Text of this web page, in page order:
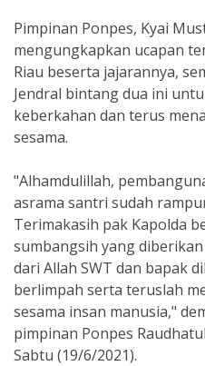
Pimpinan Ponpes, Kyai
mengungkapkan ucapan
Riau beserta jajarannya,
Jendral bintang dua ini
keberkahan dan terus
sesama.
"Alhamdulillah,
asrama santri sudah
Terimakasih pak Kapolda
sumbangsih yang
dari Allah SWT dan bapak
berlimpah serta teruslah
sesama insan manusia,"
pimpinan Ponpes
Sabtu (19/6/2021).